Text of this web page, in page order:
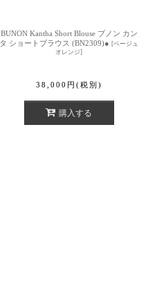
BUNON Kantha Short Blouse ブノン カン
タ ショートブラウス (BN2309)● [ベージュ
オレンジ]
38,000 円 (税別)
購入する